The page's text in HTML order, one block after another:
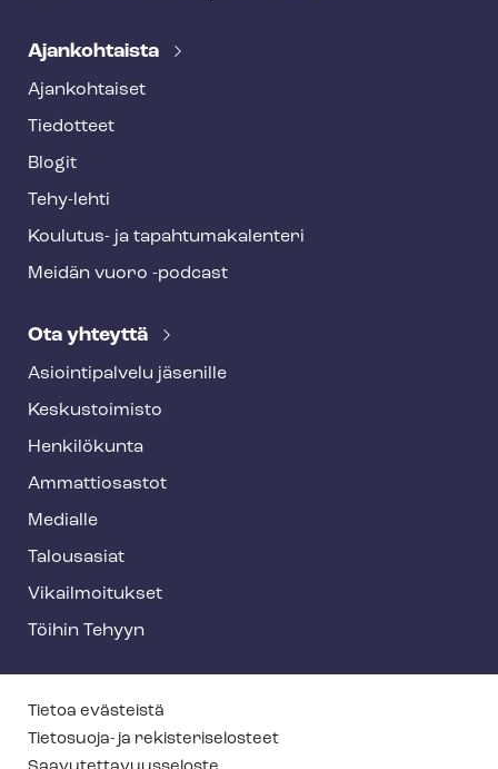
Ajankohtaista
Ajankohtaiset
Tiedotteet
Blogit
Tehy-lehti
Koulutus- ja ta­pah­tu­ma­ka­len­te­ri
Meidän vuoro -podcast
Ota yhteyttä
Asioin­ti­pal­ve­lu jäsenille
Keskustoimisto
Henkilökunta
Ammattiosastot
Medialle
Talousasiat
Vi­kail­moi­tuk­set
Töihin Tehyyn
T
e
Tietoa evästeistä
Tietosuoja- ja re­kis­te­ri­se­los­teet